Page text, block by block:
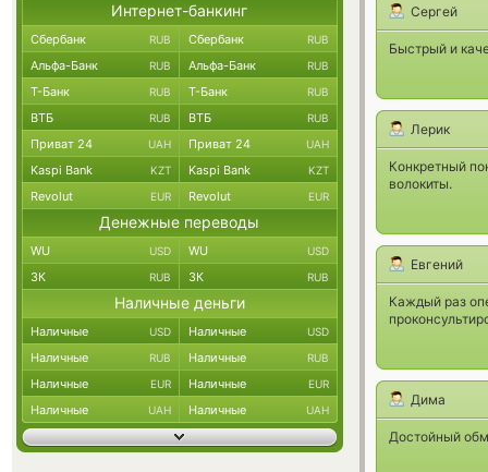
Сергей
Быстрый и
Лерик
Конкретный
волокиты.
Евгений
Каждый раз
Дима
Достойный
Интернет-банкинг
Сбербанк RUB Сбербанк RUB
Альфа-Банк RUB Альфа-Банк RUB
Т-Банк RUB Т-Банк RUB
ВТБ RUB ВТБ RUB
Приват 24 UAH Приват 24 UAH
Kaspi Bank KZT Kaspi Bank KZT
Revolut EUR Revolut EUR
Денежные переводы
WU USD WU USD
ЗК RUB ЗК RUB
Наличные деньги
Наличные USD Наличные USD
Наличные RUB Наличные RUB
Наличные EUR Наличные EUR
Наличные UAH Наличные UAH